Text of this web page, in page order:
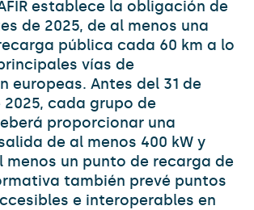
establece la obligación de
de 2025, de al menos una
pública cada 60 km a lo
vías de
europeas. Antes del 31 de
cada grupo de
proporcionar una
de al menos 400 kW y
menos un punto de recarga de
también prevé puntos
e interoperables en